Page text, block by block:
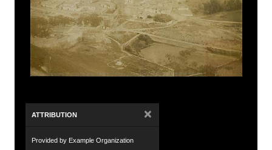
ATTRIBUTION ×
Provided by Example Organization